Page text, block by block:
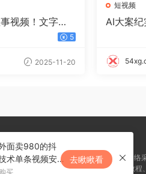
视频！文字秒
发布的傻瓜式教5
2025-11-20
短视频
AI大案
内容全部来自网络
本站所发布的一切学习教
面卖980的抖
术单条视频安
300+
买
去瞅瞅看